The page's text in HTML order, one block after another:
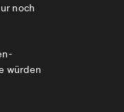
noch
würden